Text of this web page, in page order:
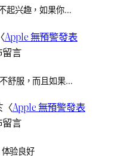
起兴趣，如果你…
Apple 無預警發表
言
舒服，而且如果…
〈Apple 無預警發表
言
验良好